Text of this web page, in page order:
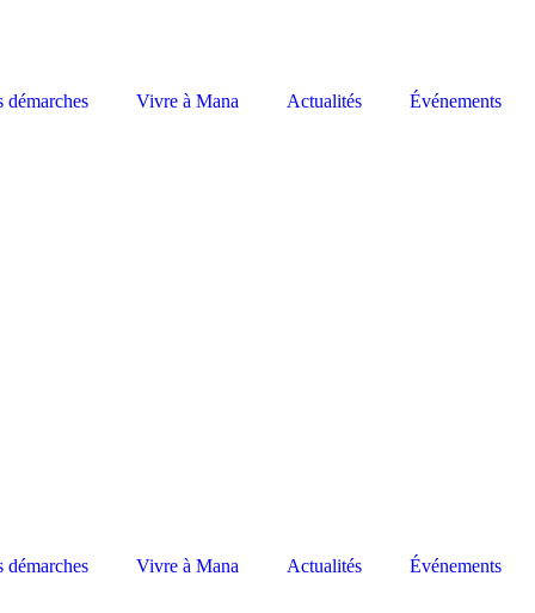
démarches Vivre à Mana Actualités Événements
démarches Vivre à Mana Actualités Événements